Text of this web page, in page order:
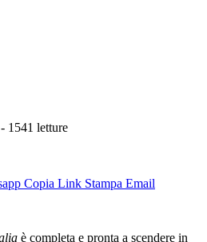
- 1541 letture
Copia Link Stampa Email
è completa e pronta a scendere in